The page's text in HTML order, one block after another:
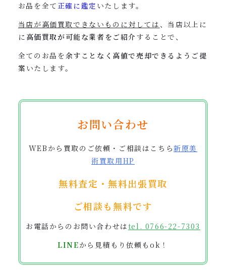
お品を全て 正確に鑑定 いたします。
当店が高価買取できないものに対しては、当店以上に
に 高価買取が可能な業者をご紹介 することで、
全てのお品を余すことなく高値で売却できるようご提
案 いたします。
お問い合わせ
WEBから買取のご依頼・ご相談はこちら新原美
術買取用HP
無料査定・無料出張買取
ご相談も無料です
お電話からのお問い合わせはtel. 0766-22-7303
LINEから見積もり依頼もok！